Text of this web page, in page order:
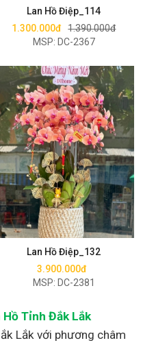
Lan Hồ Điệp_114
1.300.000đ 1.390.000đ
MSP: DC-2367
Lan Hồ Điệp_132
3.900.000đ
MSP: DC-2381
Mua ngay
Tỉnh Đắk Lắk
Lắk với phương châm